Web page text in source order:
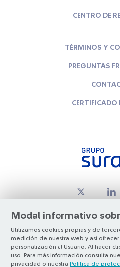
Modal informativo
Utilizamos cookies propias y de
medición de nuestra web y así
personalización al Usuario. Al hacer
uso. Para más información consulta
privacidad o nuestra Política de
CENTRO DE
TÉRMINOS Y
PREGUNTAS
CERTIFICADO
© Copyright